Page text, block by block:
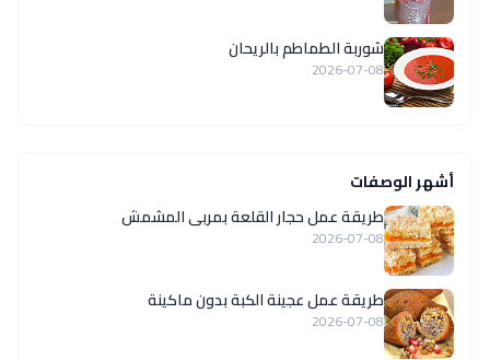
شوربة الطماطم بالريحان
2026-07-08
أشهر الوصفات
طريقة عمل حجار القلعة بمربى المشمش
2026-07-08
طريقة عمل عجينة الكبة بدون ماكينة
2026-07-08